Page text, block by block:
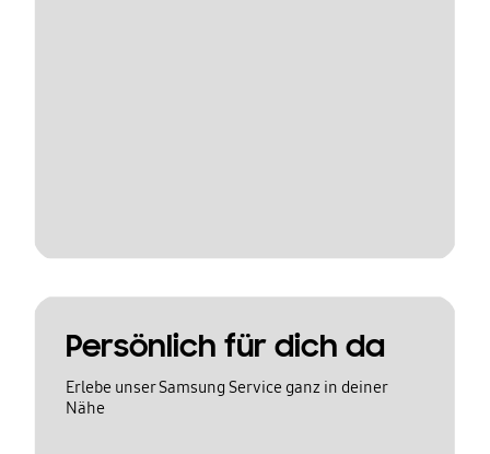
Persönlich für dich da
Erlebe unser Samsung Service ganz in deiner
Nähe